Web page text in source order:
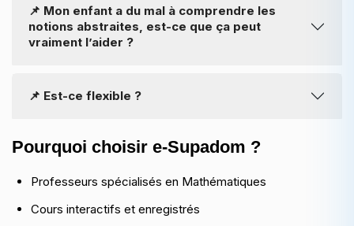
l’enseignement des options et spécialités du Bac.
📌 Mon enfant a du mal à comprendre les
notions abstraites, est-ce que ça peut
vraiment l’aider ?
exemples concrets et progressifs.
📌 Est-ce flexible ?
Oui, les cours peuvent avoir lieu en semaine, le soir ou le
week-end.
Pourquoi choisir e-Supadom ?
Professeurs spécialisés en Mathématiques
Cours interactifs et enregistrés